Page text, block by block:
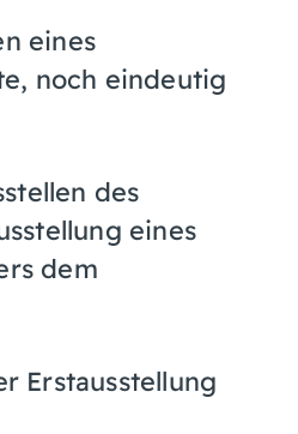
eines
noch eindeutig
des
eines
dem
Erstausstellung